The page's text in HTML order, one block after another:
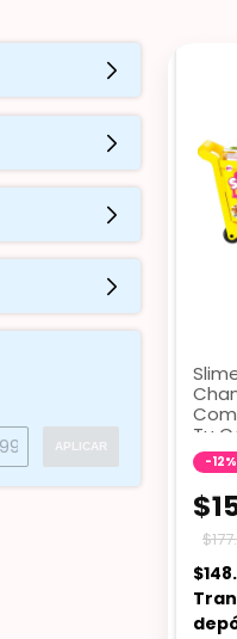
APLICAR
Tu
-12%